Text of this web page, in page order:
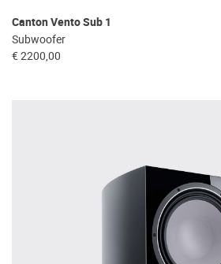
Canton Vento Sub 1
Subwoofer
€ 2200,00